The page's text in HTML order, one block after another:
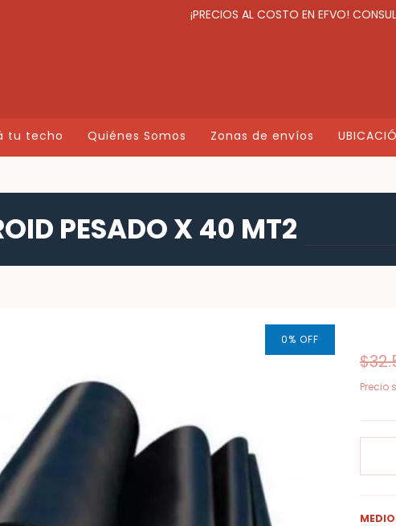
¡PRECIOS AL COSTO EN EFVO!
tu techo Quiénes Somos Zonas de envíos
PESADO X 40 MT2
0% OFF
Precio